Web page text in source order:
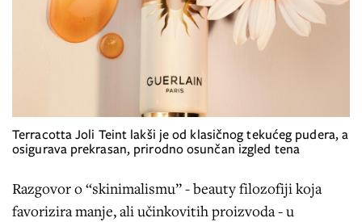
Terracotta Joli Teint lakši je od klasičnog tekućeg pudera, a
osigurava prekrasan, prirodno osunčan izgled tena
Razgovor o “skinimalismu” - beauty filozofiji koja
favorizira manje, ali učinkovitih proizvoda - u